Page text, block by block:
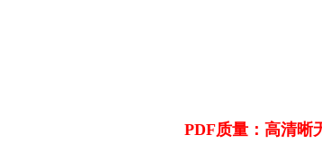
PDF质量：高清晰